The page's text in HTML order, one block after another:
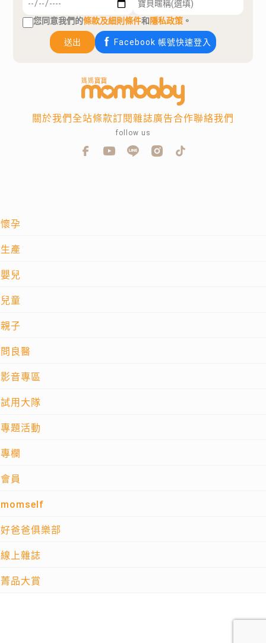
您同意我們的條款及細則條件和隱私政策 。
送出 Facebook 帳號快速登入
懷孕
生產
嬰兒
兒童
親子
問良醫
影音專區
試用大隊
專題活動
專欄
會員
momself
好爸爸俱樂部
線上雜誌
菁品大賞
關於我們全站條款訂閱雜誌廣告合作聯絡我們
follow us